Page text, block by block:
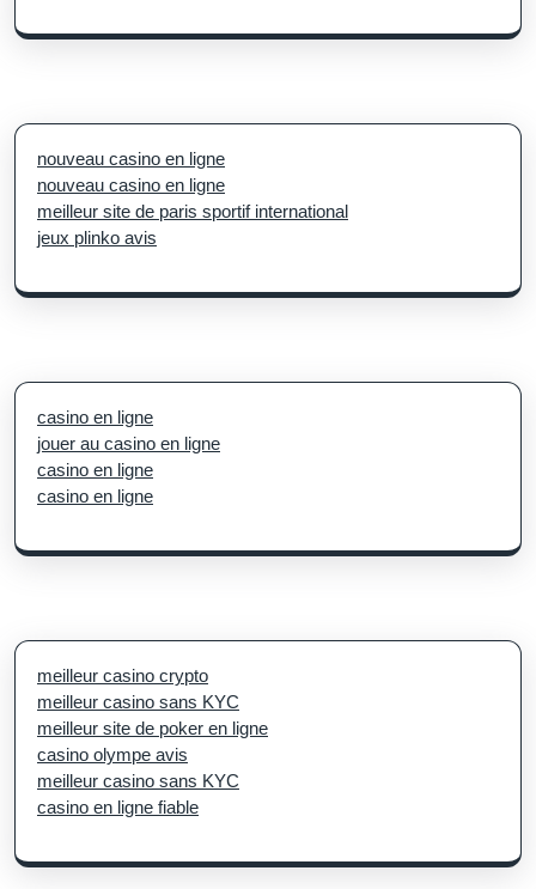
nouveau casino en ligne
nouveau casino en ligne
meilleur site de paris sportif international
jeux plinko avis
casino en ligne
jouer au casino en ligne
casino en ligne
casino en ligne
meilleur casino crypto
meilleur casino sans KYC
meilleur site de poker en ligne
casino olympe avis
meilleur casino sans KYC
casino en ligne fiable